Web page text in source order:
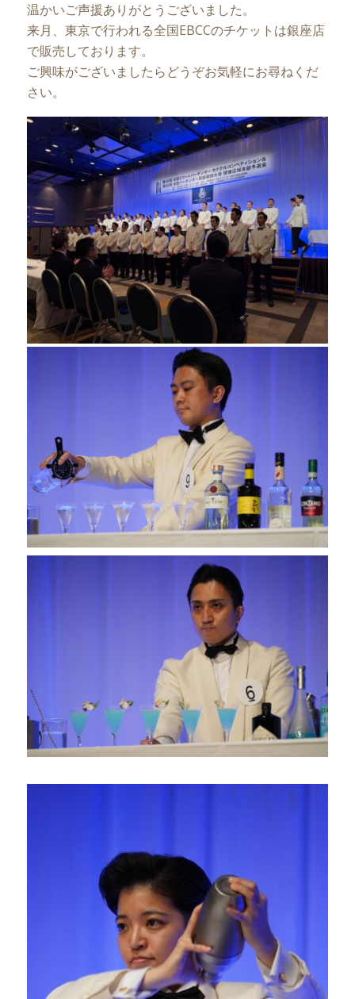
温かいご声援ありがとうございました。
来月、東京で行われる全国EBCCのチケットは銀座店
で販売しております。
ご興味がございましたらどうぞお気軽にお尋ねくだ
さい。